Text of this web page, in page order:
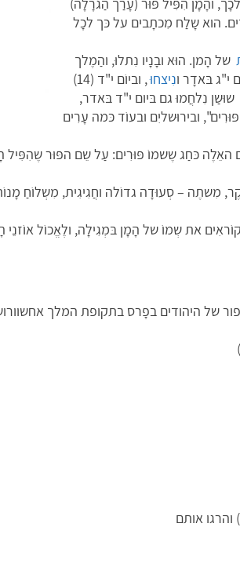
הוא שָלַח מִכתָבים על כּך לכָל
של הָמן. הוּא ובָנָיו נִתלוּ, והַמֶלך
י"ג בּאדָר ונִיצחוּ
, וביוֹם י"ד (14)
שוּשַן נִלחֲמוּ גם בּיום י"ד בּאדר,
"שוּשַן פּוּרִים", ובירוּשליִם ובעוֹד כּמה עָרִים
האֵלֶה כּחַג שֶשמוֹ פּוּרִים: עַל שֵם הפּוּר שֶהִפִּיל
מִשתֶה – סְעוּדָה גדוֹלה וחֲגִיגִית, מִשְלוֹחַ
את שְמוֹ של הָמָן בּמְגִילָה, ולֶאֱכוֹל אוֹזנֵי
אותם